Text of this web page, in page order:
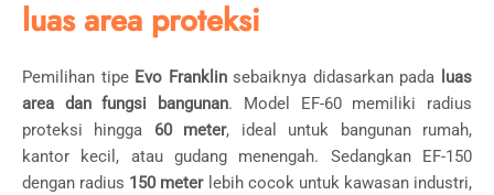
luas area proteksi
Pemilihan tipe Evo Franklinsebaiknya didasarkan pada
luas
area dan fungsi bangunan. Model EF-60 memiliki radius
proteksi hingga 60 meter, ideal untuk bangunan rumah,
kantor kecil, atau gudang menengah. Sedangkan EF-150
dengan radius 150 meterlebih cocok untuk kawasan industri,